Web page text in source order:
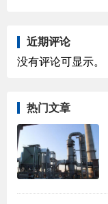
近期评论
没有评论可显示。
热门文章